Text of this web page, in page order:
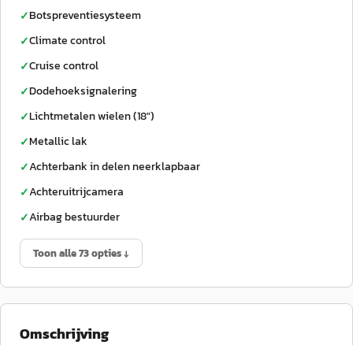
✓Botspreventiesysteem
✓Climate control
✓Cruise control
✓Dodehoeksignalering
✓Lichtmetalen wielen (18")
✓Metallic lak
✓Achterbank in delen neerklapbaar
✓Achteruitrijcamera
✓Airbag bestuurder
Toon alle 73 opties ↓
Omschrijving